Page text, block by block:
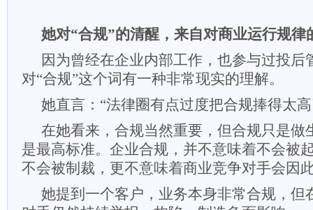
她对“合规”的清醒， 来自对商业运行规律
因为曾经在企业内部工作，也参与过投后
对“合规”这个词有一种非常现实的理解。
她直言： “法律圈有点过度把合规捧得太
在她看来，合规当然重要，但合规只是做
是最高标准。企业合规，并不意味着不会被
不会被制裁，更不意味着商业竞争对手会因
她提到一个客户，业务本身非常合规，但